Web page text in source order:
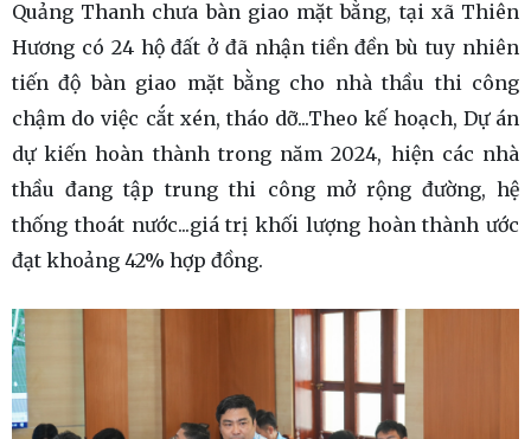
Quảng Thanh chưa bàn giao mặt bằng, tại xã Thiên
Hương có 24 hộ đất ở đã nhận tiền đền bù tuy nhiên
tiến độ bàn giao mặt bằng cho nhà thầu thi công
chậm do việc cắt xén, tháo dỡ...Theo kế hoạch, Dự án
dự kiến hoàn thành trong năm 2024, hiện các nhà
thầu đang tập trung thi công mở rộng đường, hệ
thống thoát nước...giá trị khối lượng hoàn thành ước
đạt khoảng 42% hợp đồng.